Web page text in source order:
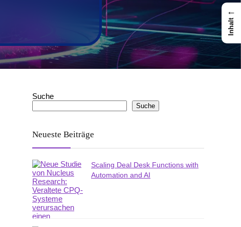
Suche
Suche
Neueste Beiträge
Scaling Deal Desk Functions with
Automation and AI
←
Inhalt